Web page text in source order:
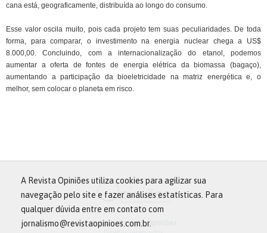
cana está, geograficamente, distribuída ao longo do consumo.
Esse valor oscila muito, pois cada projeto tem suas peculiaridades. De toda
forma, para comparar, o investimento na energia nuclear chega a US$
8.000,00. Concluindo, com a internacionalização do etanol, podemos
aumentar a oferta de fontes de energia elétrica da biomassa (bagaço),
aumentando a participação da bioeletricidade na matriz energética e, o
melhor, sem colocar o planeta em risco.
© 2013 -Revista Opiniões
A Revista Opiniões utiliza cookies para agilizar sua
navegação pelo site e fazer análises estatísticas. Para
qualquer dúvida entre em contato com
jornalismo@revistaopinioes.com.br.